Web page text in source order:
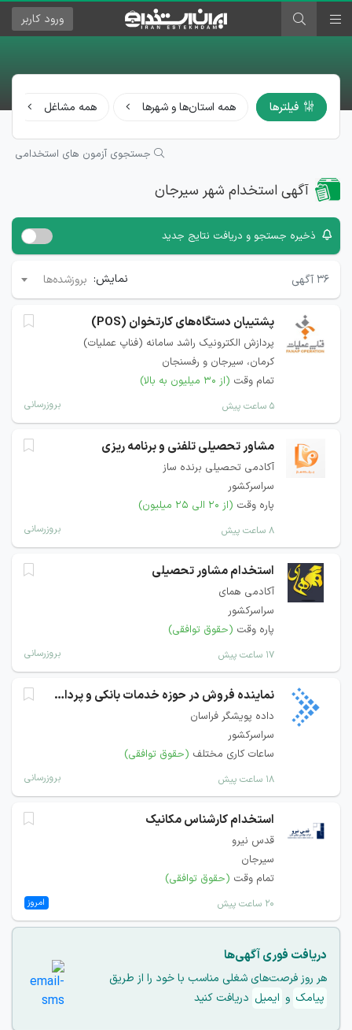
ورود کاربر
فیلترها همه استان‌ها و شهرها همه مشاغل
جستجوی آزمون های استخدامی
آگهی استخدام شهر سیرجان
ذخیره جستجو و دریافت نتایج جدید
۳۶ آگهی نمایش: بروزشده‌ها
پشتیبان دستگاه‌های کارتخوان (POS)
پردازش الکترونیک راشد سامانه (فناپ عملیات)
کرمان، سیرجان و رفسنجان
تمام وقت (از ۳۰ میلیون به بالا)
۵ ساعت پیش بروزرسانی
مشاور تحصیلی تلفنی و برنامه ریزی
آکادمی تحصیلی برنده ساز
سراسرکشور
پاره وقت (از ۲۰ الی ۲۵ میلیون)
۸ ساعت پیش بروزرسانی
استخدام مشاور تحصیلی
آکادمی همای
سراسرکشور
پاره وقت (حقوق توافقی)
۱۷ ساعت پیش بروزرسانی
نماینده فروش در حوزه خدمات بانکی و پرداخت
داده پویشگر فراسان
سراسرکشور
ساعات کاری مختلف (حقوق توافقی)
۱۸ ساعت پیش بروزرسانی
استخدام کارشناس مکانیک
قدس نیرو
سیرجان
تمام وقت (حقوق توافقی)
۲۰ ساعت پیش امروز
دریافت فوری آگهی‌ها
هر روز فرصت‌های شغلی مناسب با خود را از طریق
پیامک و ایمیل دریافت کنید